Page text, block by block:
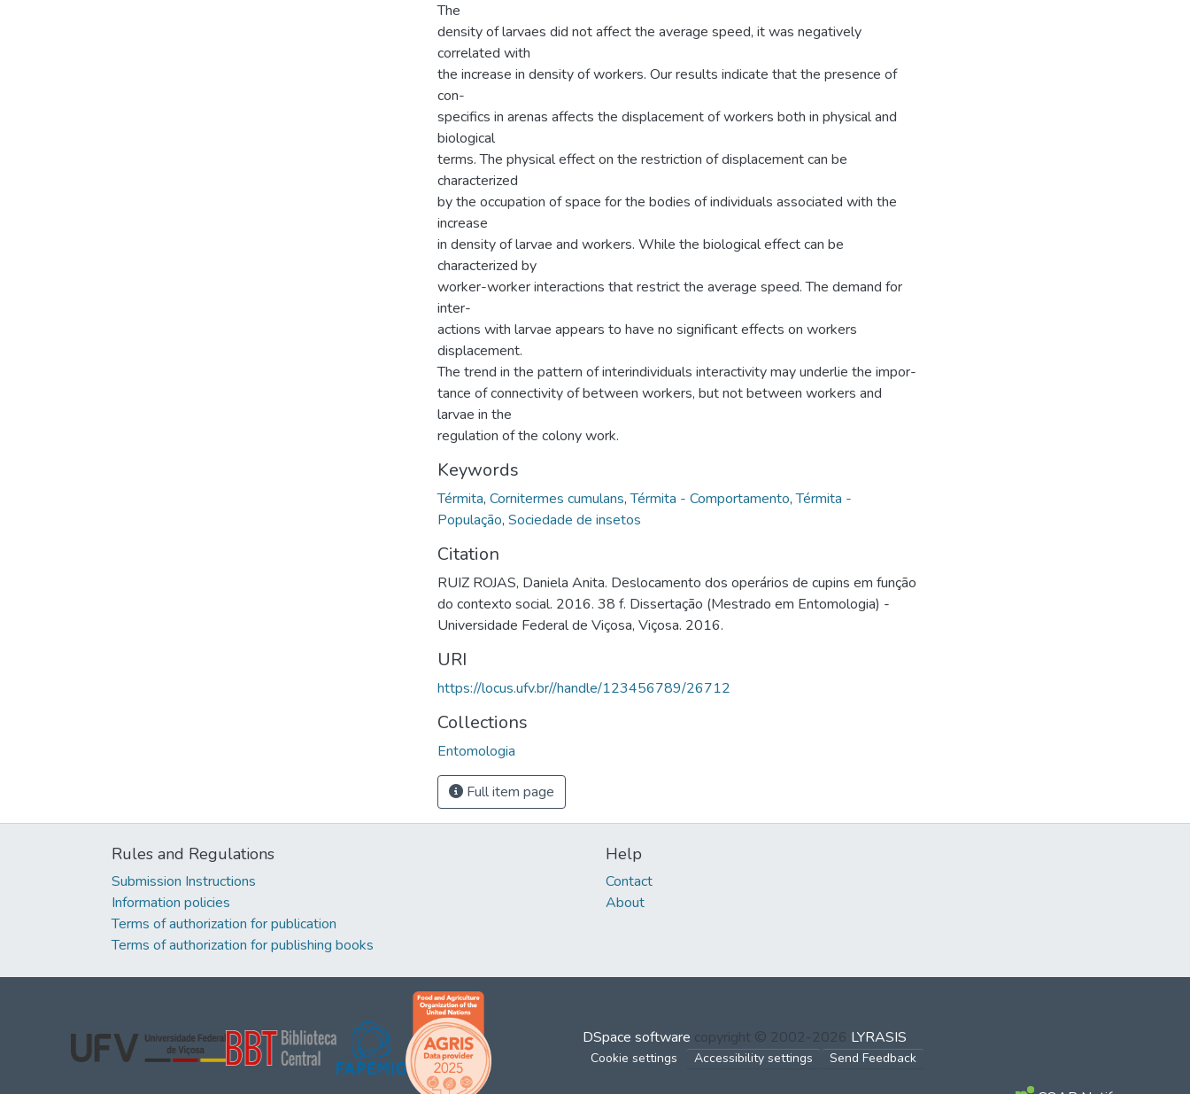
The
density of larvaes did not affect the average speed, it was negatively
correlated with
the increase in density of workers. Our results indicate that the presence of
con-
specifics in arenas affects the displacement of workers both in physical and
biological
terms. The physical effect on the restriction of displacement can be
characterized
by the occupation of space for the bodies of individuals associated with the
increase
in density of larvae and workers. While the biological effect can be
characterized by
worker-worker interactions that restrict the average speed. The demand for
inter-
actions with larvae appears to have no significant effects on workers
displacement.
The trend in the pattern of interindividuals interactivity may underlie the impor-
tance of connectivity of between workers, but not between workers and
larvae in the
regulation of the colony work.
Keywords
Térmita, Cornitermes cumulans,Térmita - Comportamento,Térmita -
População, Sociedade de insetos
Citation
RUIZ ROJAS, Daniela Anita. Deslocamento dos operários de cupins em função
do contexto social. 2016. 38 f. Dissertação (Mestrado em Entomologia) -
Universidade Federal de Viçosa, Viçosa. 2016.
URI
https://locus.ufv.br//handle/123456789/26712
Collections
Entomologia
Full item page
Rules and Regulations
Submission Instructions
Information policies
Terms of authorization for publication
Terms of authorization for publishing books
Help
Contact
About
DSpace software copyright © 2002-2026 LYRASIS
Cookie settings Accessibility settings Send Feedback